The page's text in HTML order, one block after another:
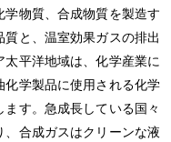
物質、合成物質を製造す
と、温室効果ガスの排出
平洋地域は、化学産業に
学製品に使用される化学
す。急成長している国々
合成ガスはクリーンな液